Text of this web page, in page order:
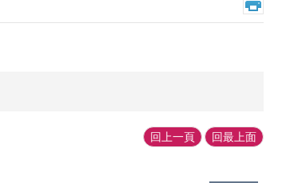
回上一頁 回最上面